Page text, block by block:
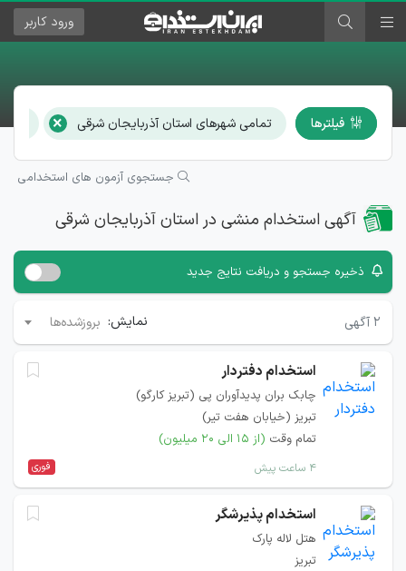
ورود کاربر
فیلترها تمامی شهرهای استان آذربایجان شرقی ×
جستجوی آزمون های استخدامی
آگهی استخدام منشی در استان آذربایجان شرقی
ذخیره جستجو و دریافت نتایج جدید
۲ آگهی نمایش: بروزشده‌ها
استخدام دفتردار
چابک بران پدیدآوران پی (تبریز کارگو)
تبریز (خیابان هفت تیر)
تمام وقت (از ۱۵ الی ۲۰ میلیون)
۴ ساعت پیش فوری
استخدام پذیرشگر
هتل لاله پارک
تبریز